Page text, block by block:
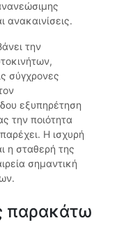
ανακαινίσεις.
την
σύγχρονες
εξυπηρέτηση
την ποιότητα
Η ισχυρή
η σταθερή της
σημαντική
παρακάτω